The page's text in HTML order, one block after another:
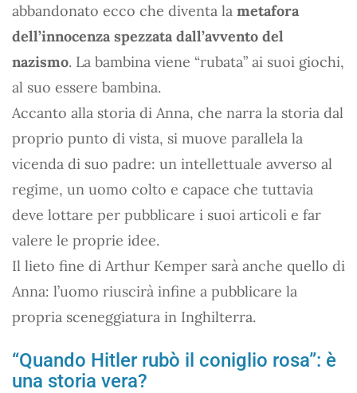
abbandonato ecco che diventa la metafora
dell’innocenza spezzata dall’avvento del
nazismo. La bambina viene “rubata” ai suoi giochi,
al suo essere bambina.
Accanto alla storia di Anna, che narra la storia dal
proprio punto di vista, si muove parallela la
vicenda di suo padre: un intellettuale avverso al
regime, un uomo colto e capace che tuttavia
deve lottare per pubblicare i suoi articoli e far
valere le proprie idee.
Il lieto fine di Arthur Kemper sarà anche quello di
Anna: l’uomo riuscirà infine a pubblicare la
propria sceneggiatura in Inghilterra.
“Quando Hitler rubò il coniglio rosa”: è
una storia vera?